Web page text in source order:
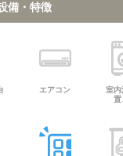
備・特徴
エアコン
室内
置